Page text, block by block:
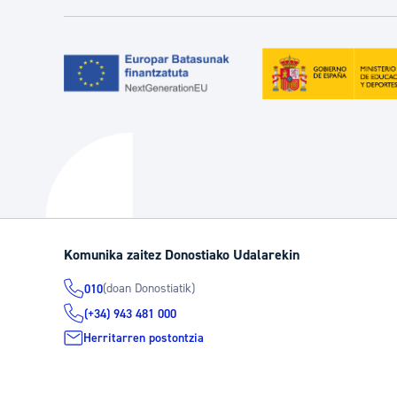
Komunika zaitez Donostiako Udalarekin
010(doan Donostiatik)
(+34) 943 481 000
Herritarren postontzia